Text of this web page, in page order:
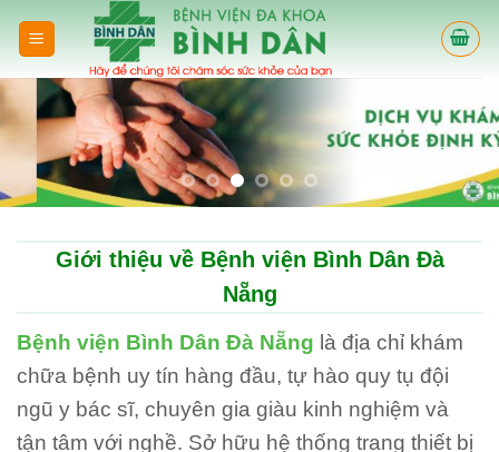
Giới thiệu về Bệnh viện Bình Dân Đà
Nẵng
Bệnh viện Bình Dân Đà Nẵng là địa chỉ khám
chữa bệnh uy tín hàng đầu, tự hào quy tụ đội
ngũ y bác sĩ, chuyên gia giàu kinh nghiệm và
tận tâm với nghề. Sở hữu hệ thống trang thiết bị